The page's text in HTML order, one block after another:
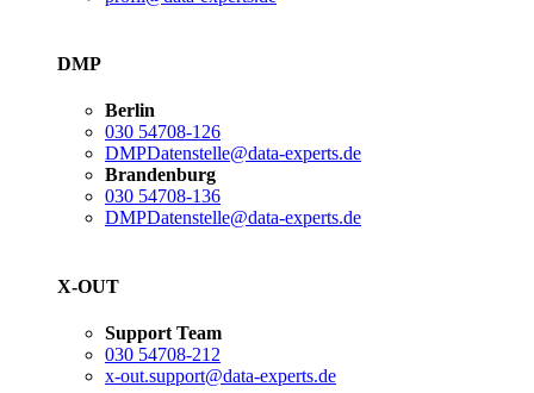
DMP
Berlin
030 54708-126
DMPDatenstelle@data-experts.de
Brandenburg
030 54708-136
DMPDatenstelle@data-experts.de
X-OUT
Support Team
030 54708-212
x-out.support@data-experts.de